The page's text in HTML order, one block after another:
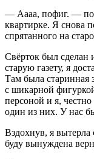
— Аааа, пофиг. —
квартирке. Я снова
спрятанного на
Свёрток был сделан
старую газету, я
Там была старинная
с шикарной
персоной и я,
один из них. У нас
Вздохнув, я вытерла
буду вынуждена